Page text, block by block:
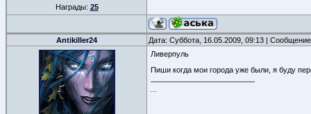
Награды: 25
Antikiller24 Дата: Суббота, 16.05.2009, 09:13 |
Ливерпуль
Пиши когда мои города уже были, я буду